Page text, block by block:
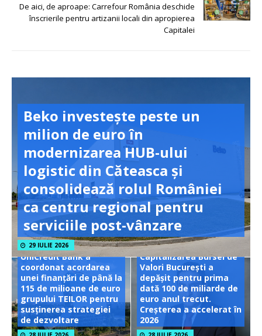
De aici, de aproape: Carrefour România deschide
înscrierile pentru artizanii locali din apropierea
Capitalei
Beko investește peste un
milion de euro în
modernizarea HUB-ului
logistic din Căteasca și
consolidează rolul României
ca centru regional pentru
serviciile post-vânzare
29 IULIE 2026
UniCredit Bank a
coordonat acordarea
unei finanțări de până la
115 de milioane de euro
grupului TEILOR pentru
susținerea strategiei
de dezvoltare
Capitalizarea Bursei de
Valori București a
depășit pentru prima
dată 100 de miliarde de
euro anul trecut.
Creșterea a accelerat în
2026